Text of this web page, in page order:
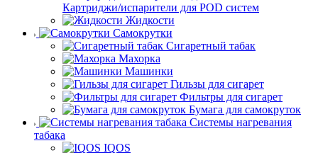
Картриджи/испарители для POD систем
Жидкости
Самокрутки
Сигаретный табак
Махорка
Машинки
Гильзы для сигарет
Фильтры для сигарет
Бумага для самокруток
Системы нагревания
табака
IQOS